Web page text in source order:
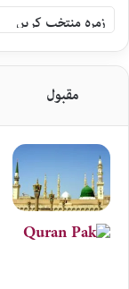
سلام
اردو
زمرہ
جات
مقبول